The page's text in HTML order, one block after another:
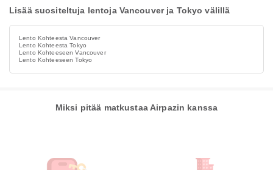
Lisää suositeltuja lentoja Vancouver ja Tokyo välillä
Lento Kohteesta Vancouver
Lento Kohteesta Tokyo
Lento Kohteeseen Vancouver
Lento Kohteeseen Tokyo
Miksi pitää matkustaa Airpazin kanssa